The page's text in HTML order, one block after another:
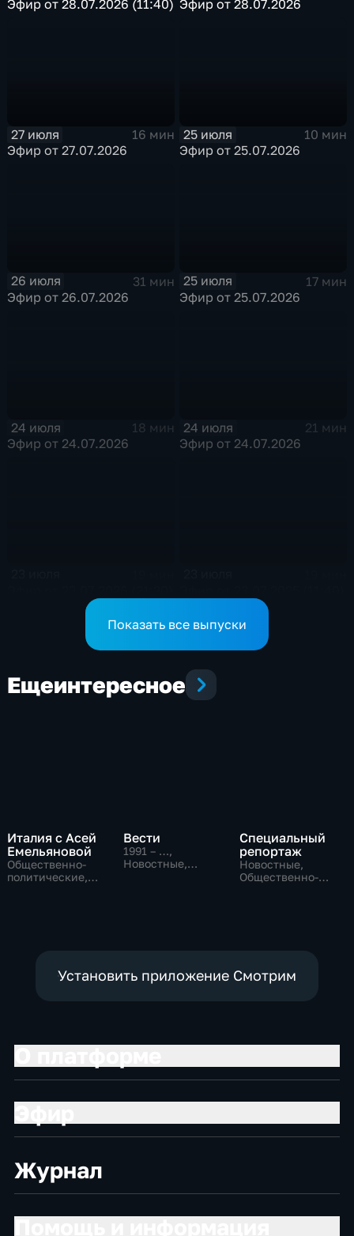
Эфир от 28.07.2026 (11:40) Эфир от 28.07.2026
27 июля
16 мин
Эфир от 27.07.2026
25 июля
10 мин
Эфир от 25.07.2026
26 июля
31 мин
Эфир от 26.07.2026
25 июля
17 мин
Эфир от 25.07.2026
24 июля
18 мин
Эфир от 24.07.2026
24 июля
21 мин
Эфир от 24.07.2026
Показать все выпуски
Ещеинтересное
Италия с Асей
Емельяновой
Общественно-
политические,
Вести
1991 – …,
Новостные,
Специальный
репортаж
Новостные,
Общественно-
Установить приложение Смотрим
Журнал